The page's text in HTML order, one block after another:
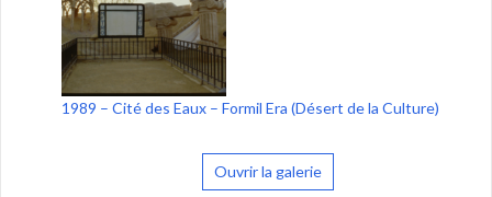
1989 – Cité des Eaux – Formil Era (Désert de la Culture)
Ouvrir la galerie